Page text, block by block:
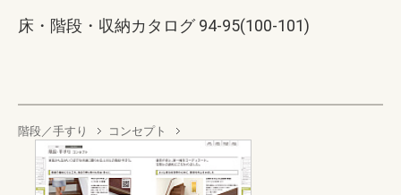
床・階段・収納カタログ 94-95(100-101)
階段／手すり コンセプト